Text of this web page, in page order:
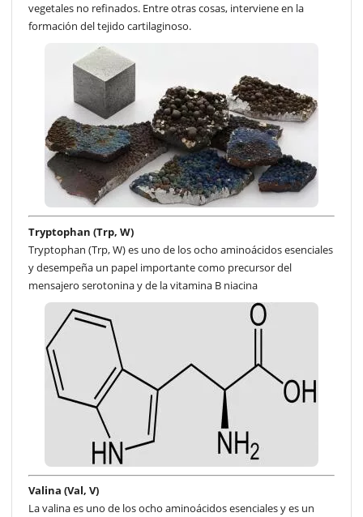
vegetales no refinados. Entre otras cosas, interviene en la
formación del tejido cartilaginoso.
Tryptophan (Trp, W)
Tryptophan (Trp, W) es uno de los ocho aminoácidos esenciales
y desempeña un papel importante como precursor del
mensajero serotonina y de la vitamina B niacina
Valina (Val, V)
La valina es uno de los ocho aminoácidos esenciales y es un